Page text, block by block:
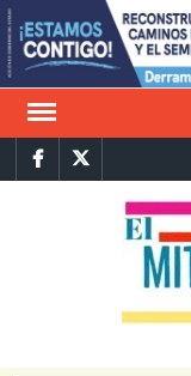
Saltar
al
contenido
FacebookTwitter